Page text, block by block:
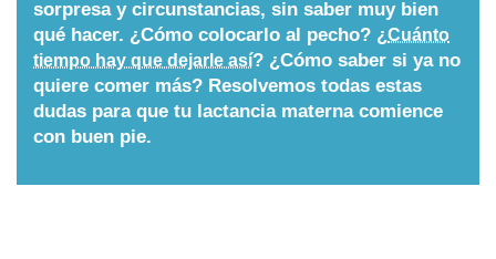
Nombres
Cuentos
sorpresa y circunstancias, sin saber muy bien
qué hacer. ¿Cómo colocarlo al pecho? ¿Cuánto
tiempo hay que dejarle así? ¿Cómo saber si ya no
quiere comer más? Resolvemos todas estas
dudas para que tu lactancia materna comience
con buen pie.